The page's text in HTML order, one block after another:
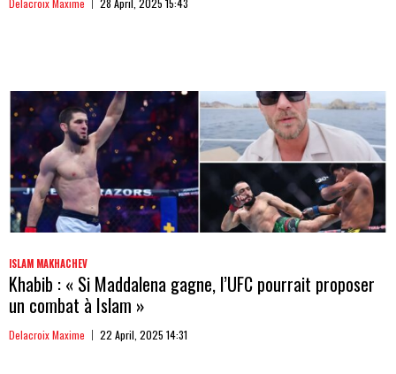
ISLAM MAKHACHEV
Khabib : « Si Maddalena gagne, l’UFC pourrait proposer
un combat à Islam »
Delacroix Maxime 22 April, 2025 14:31